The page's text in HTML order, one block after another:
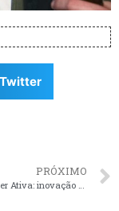
Twitter
PRÓXIMO
Strap on Mulher Ativa: inovação e tecnologia!